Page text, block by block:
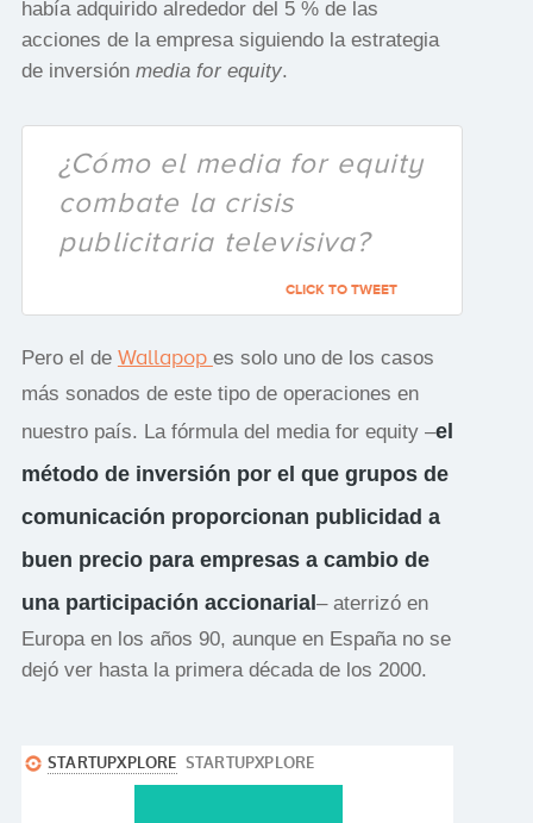
había adquirido alrededor del 5 % de las
acciones de la empresa siguiendo la estrategia
de inversión media for equity.
¿Cómo el media for equity
combate la crisis
publicitaria televisiva?
CLICK TO TWEET
Pero el de Wallapop es solo uno de los casos
más sonados de este tipo de operaciones en
nuestro país. La fórmula del media for equity –el
método de inversión por el que grupos de
comunicación proporcionan publicidad a
buen precio para empresas a cambio de
una participación accionarial – aterrizó en
Europa en los años 90, aunque en España no se
dejó ver hasta la primera década de los 2000.